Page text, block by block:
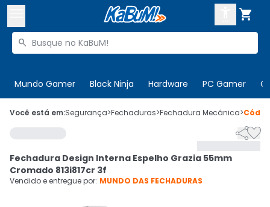

Buscar produtos

Mundo Gamer Black Ninja Hardware PC Gamer
 Olá. Acesse sua conta
Cupons
CADASTRE-SE
Você está em:Segurança>Fechaduras>Fechadura Mecânica>

Fechadura Design Interna Espelho Grazia 55mm
Cromado 813i817cr 3f
Vendido e entregue por: MUNDO DAS FECHADURAS